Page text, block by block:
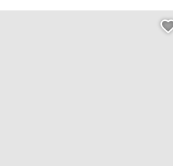
cœur de l’Histoire d’une Cité Balnéaire